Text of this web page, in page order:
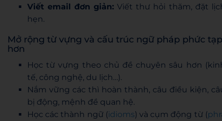
Viết email đơn giản: Viết thư hỏi thăm, đặt
hẹn.
Mở rộng từ vựng và cấu trúc ngữ pháp phức tạp
hơn
Học từ vựng theo chủ đề chuyên sâu hơn
tế, công nghệ, du lịch…).
Nắm vững các thì hoàn thành, câu điều kiện,
bị động, mệnh đề quan hệ.
Học các thành ngữ (idioms) và cụm động từ (